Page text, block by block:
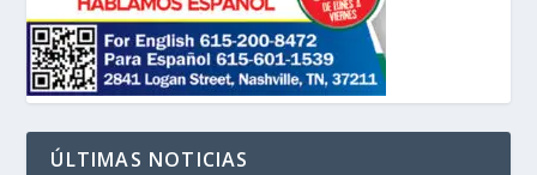
ÚLTIMAS NOTICIAS